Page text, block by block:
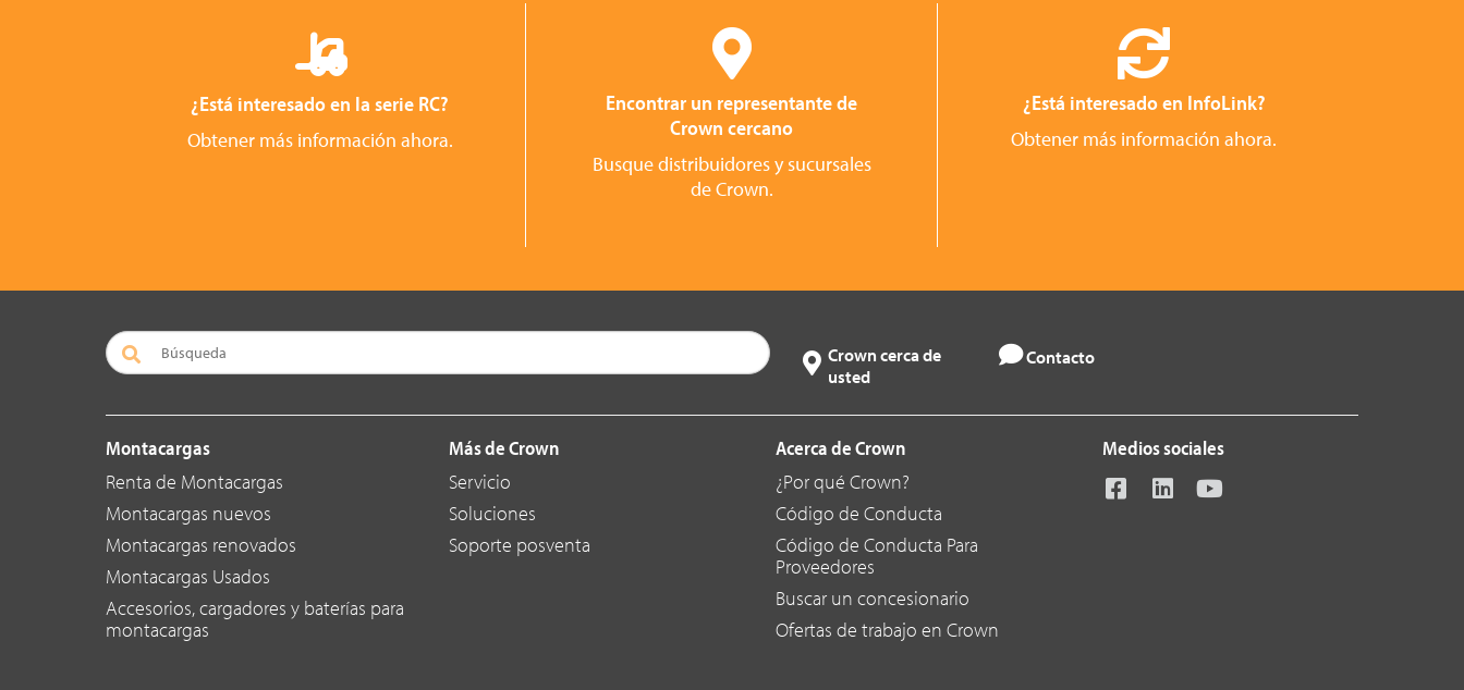
¿Está interesado en la serie RC?
Obtener más información ahora.
Encontrar un representante de
Crown cercano
Busque distribuidores y sucursales
de Crown.
¿Está interesado en InfoLink?
Obtener más información ahora.
Crown cerca de
usted
Contacto
Montacargas
Renta de Montacargas
Montacargas nuevos
Montacargas renovados
Montacargas Usados
Accesorios, cargadores y baterías para
montacargas
Más de Crown
Servicio
Soluciones
Soporte posventa
Acerca de Crown
¿Por qué Crown?
Código de Conducta
Código de Conducta Para
Proveedores
Buscar un concesionario
Ofertas de trabajo en Crown
Medios sociales